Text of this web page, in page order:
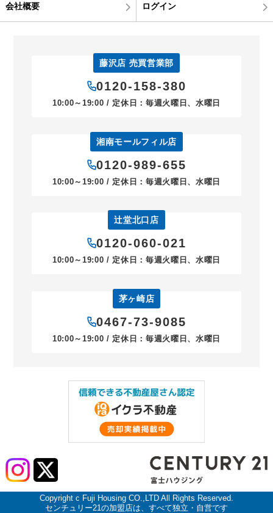
会社概要 ログイン
藤沢店 売買営業部
0120-158-380
10:00～19:00 / 定休日：毎週火曜日、水曜日
湘南モールフィル店
0120-989-655
10:00～19:00 / 定休日：毎週火曜日、水曜日
辻堂北口店
0120-060-021
10:00～19:00 / 定休日：毎週火曜日、水曜日
茅ヶ崎店
0467-73-9085
10:00～19:00 / 定休日：毎週火曜日、水曜日
Copyright c Fuji Housing CO.,LTD All Rights Reserved.
センチュリー21の加盟店は、すべて独立・自営です